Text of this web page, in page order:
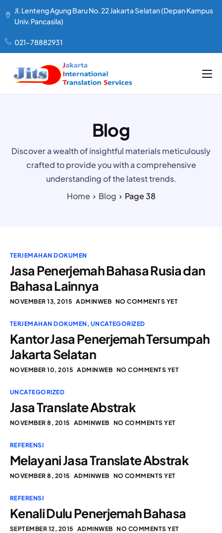
Jl. Lenteng Agung Baru No. 22 Jakarta Selatan (Depan Kampus
Univ. Pancasila)
021-78882931
TESTIMONIAL
Blog
Discover a wealth of insightful materials meticulously
crafted to provide you with a comprehensive
understanding of the latest trends.
Home
Blog Page 38
TERJEMAHAN DOKUMEN
Jasa Penerjemah Bahasa Rusia dan
Bahasa Lainnya
NOVEMBER 13, 2015 ADMINWEB NO COMMENTS YET
TERJEMAHAN DOKUMEN , UNCATEGORIZED
Kantor Jasa Penerjemah Tersumpah
Jakarta Selatan
NOVEMBER 10, 2015 ADMINWEB NO COMMENTS YET
UNCATEGORIZED
Jasa Translate Abstrak
NOVEMBER 8, 2015 ADMINWEB NO COMMENTS YET
REFERENSI
Melayani Jasa Translate Abstrak
NOVEMBER 8, 2015 ADMINWEB NO COMMENTS YET
REFERENSI
Kenali Dulu Penerjemah Bahasa
SEPTEMBER 12, 2015 ADMINWEB NO COMMENTS YET